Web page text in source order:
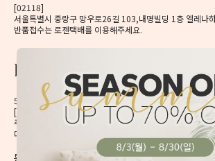
[02118]
서울특별시 중랑구 망우로26길 103,내명빌딩 1층 엘레나
반품접수는 로젠택배를 이용해주세요.
56, Mangu-ro, Dongdaemun-gu, Seoul, Korea
[02496] 서울시 동대문구 망우로 56 이앤제이빌딩 6층
주식회사 이앤제이디자인
대표자 이재혁, 이예은
통신판매신고번호 2020-서울동대문-0224호[CHECK]